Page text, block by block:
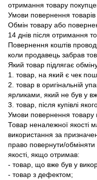
отримання товару
Умови повернення товарів
Обмін товару або
14 днів після отримання
Повернення коштів
коли продавець забрав
Який товар підлягає
1. товар, на який є чек
2. товар в оригінальній
ярликами, який не був у
3. товар, після купівлі
Умови повернення товару
Товар неналежної якості
використання за
право повернути/
якості, якщо отримав:
- товар, що вже був у
- товар з дефектом;